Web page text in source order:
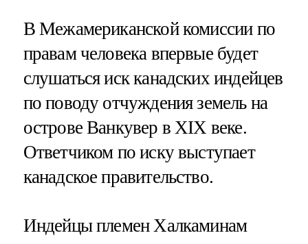
В Межамериканской комиссии по
правам человека впервые будет
слушаться иск канадских индейцев
по поводу отчуждения земель на
острове Ванкувер в XIX веке.
Ответчиком по иску выступает
канадское правительство.
Индейцы племен Халкаминам